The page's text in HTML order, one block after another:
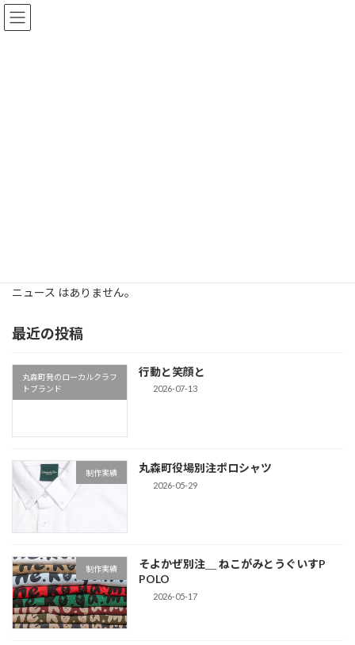
コ
ン
ナ
ビ
ニュース はありません。
最近の投稿
丸森町発のローカルクラフ
トブランド
行動と笑顔と
2026-07-13
制作実績 丸森町役場別注ポロシャツ
2026-05-29
制作実績
そよかぜ別注＿ ねこがみとうぐいすP
POLO
2026-05-17